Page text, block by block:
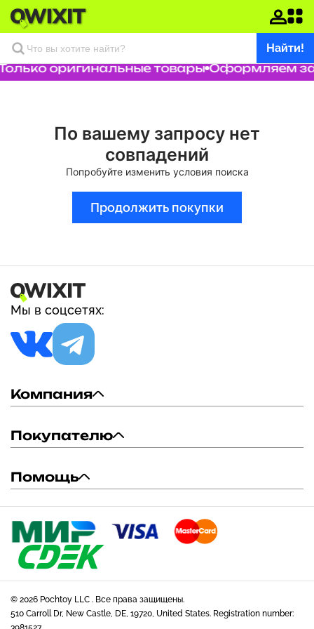
Найти!
оригинальные товары Оформляем
По вашему запросу нет
совпадений
Попробуйте изменить условия поиска
Продолжить покупки
Мы в соцсетях:
Компания
Покупателю
Помощь
© 2026 Pochtoy LLC . Все права защищены.
510 Carroll Dr, New Castle, DE, 19720, United States. Registration number: